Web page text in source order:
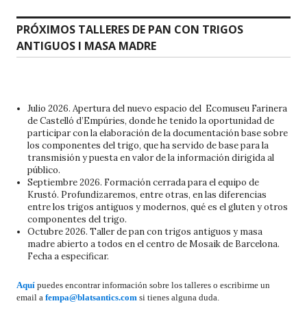
PRÓXIMOS TALLERES DE PAN CON TRIGOS
ANTIGUOS I MASA MADRE
Julio 2026. Apertura del nuevo espacio del Ecomuseu Farinera
de Castelló d’Empúries, donde he tenido la oportunidad de
participar con la elaboración de la documentación base sobre
los componentes del trigo, que ha servido de base para la
transmisión y puesta en valor de la información dirigida al
público.
Septiembre 2026. Formación cerrada para el equipo de
Krustó. Profundizaremos, entre otras, en las diferencias
entre los trigos antiguos y modernos, qué es el gluten y otros
componentes del trigo.
Octubre 2026. Taller de pan con trigos antiguos y masa
madre abierto a todos en el centro de Mosaik de Barcelona.
Fecha a especificar.
Aquí puedes encontrar información sobre los talleres o escribirme un
email a fempa@blatsantics.com si tienes alguna duda.